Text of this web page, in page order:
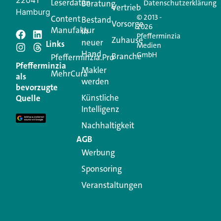
Schreiben Sie einen
Kommentar
Ihre E-Mail-Adresse wird nicht veröffentlicht.
Erforderliche Felder sind mit
Kommentar
Hamburg
Pfefferminzia
als
bevorzugte
Quelle
Leserdaten
Content
Manufaktur
Links
Pfefferminzia.Pro
MehrCura
Beratung
Bestand
in
neuer
Hand
Makler
werden
Künstliche
Intelligenz
Nachhaltigkeit
AGB
Werbung
Sponsoring
Veranstaltungen
Vertrieb
Vorsorge
Zuhause
Branche
© 2013 -
2026
Pfefferminzia
Medien
GmbH
Datenschutzerklärung